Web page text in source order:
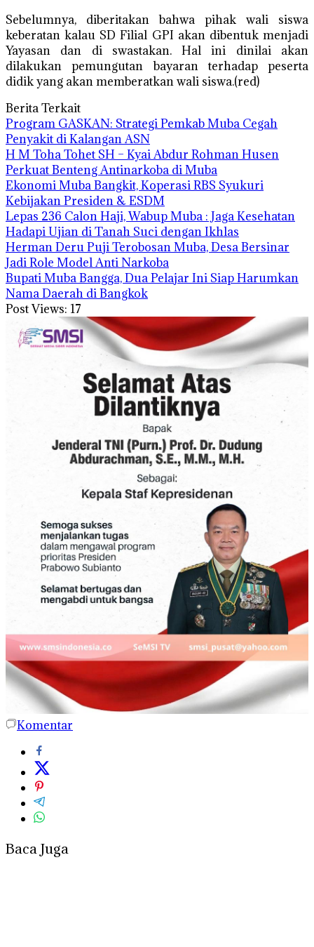
Sebelumnya, diberitakan bahwa pihak wali siswa
keberatan kalau SD Filial GPI akan dibentuk menjadi
Yayasan dan di swastakan. Hal ini dinilai akan
dilakukan pemungutan bayaran terhadap peserta
didik yang akan memberatkan wali siswa.(red)
Berita Terkait
Program GASKAN: Strategi Pemkab Muba Cegah
Penyakit di Kalangan ASN
H M Toha Tohet SH – Kyai Abdur Rohman Husen
Perkuat Benteng Antinarkoba di Muba
Ekonomi Muba Bangkit, Koperasi RBS Syukuri
Kebijakan Presiden & ESDM
Lepas 236 Calon Haji, Wabup Muba : Jaga Kesehatan
Hadapi Ujian di Tanah Suci dengan Ikhlas
Herman Deru Puji Terobosan Muba, Desa Bersinar
Jadi Role Model Anti Narkoba
Bupati Muba Bangga, Dua Pelajar Ini Siap Harumkan
Nama Daerah di Bangkok
Post Views: 17
Komentar
Baca Juga